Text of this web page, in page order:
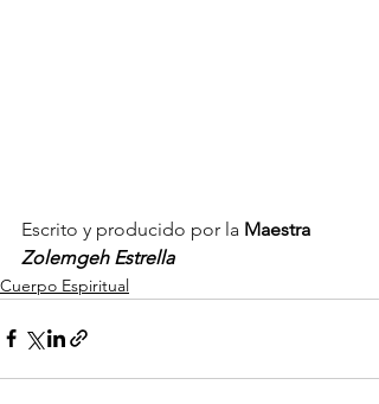
Escrito y producido por la Maestra
Zolemgeh Estrella
Cuerpo Espiritual